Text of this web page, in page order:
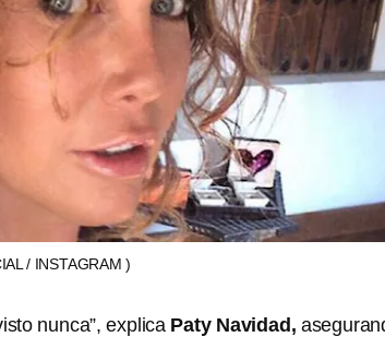
/ INSTAGRAM )
nunca”, explica Paty Navidad,